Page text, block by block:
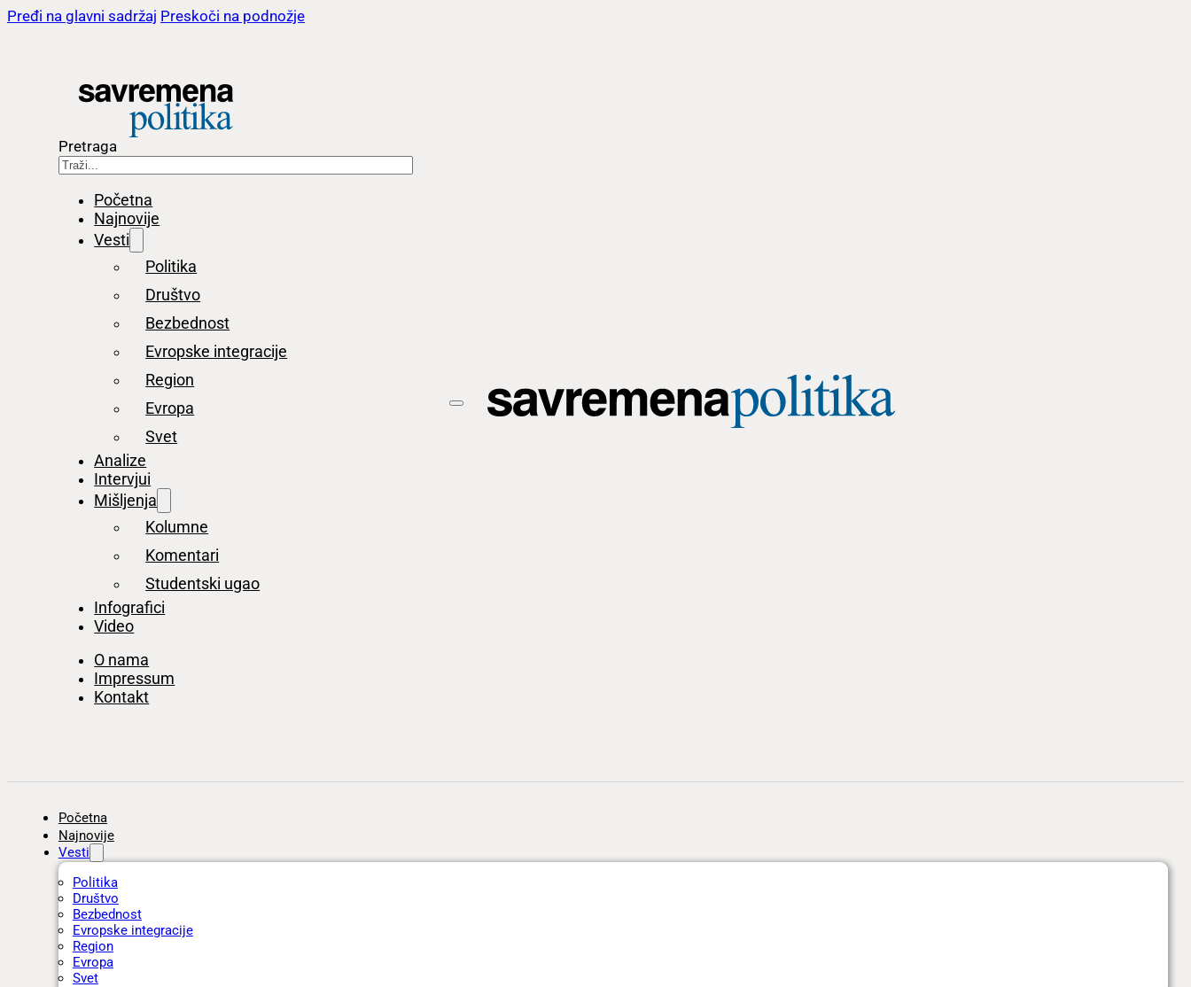
Pređi na glavni sadržaj Preskoči na podnožje
Pretraga
Početna
Najnovije
Vesti
Politika
Društvo
Bezbednost
Evropske integracije
Region
Evropa
Svet
Analize
Intervjui
Mišljenja
Kolumne
Komentari
Studentski ugao
Infografici
Video
O nama
Impressum
Kontakt
Početna
Najnovije
Vesti
Politika
Društvo
Bezbednost
Evropske integracije
Region
Evropa
Svet